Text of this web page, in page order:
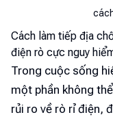
Cách làm tiếp địa
điện rò cực nguy
Trong cuộc sống
một phần không
rủi ro về rò rỉ điện,